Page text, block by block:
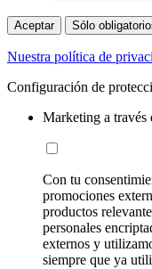
Aceptar Sólo
Nuestra política de
Configuración de
Marketing a través
Con tu
promociones
productos
personales
externos y
siempre que ya